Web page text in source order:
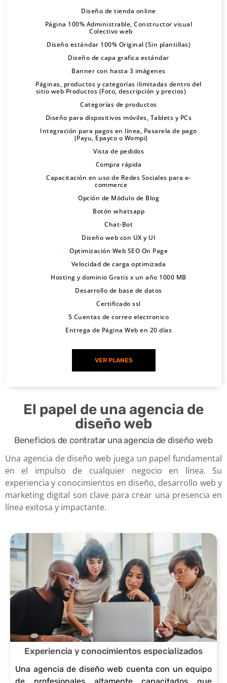
conversiones y
regresen en el
futuro.
Además, una
buena
experiencia de
usuario mejora
la imagen de la
marca y
los usuarios.
Mejores
para una
experiencia
de usuario
óptima en el
diseño web
Para lograr una
experiencia de
usuario óptima
en el diseño
importante
seguir algunas
mejores
prácticas.
Estas incluyen:
Investigar y
del usuario,
sino que
también
facilita que los
motores de
búsqueda
comprendan y
clasifiquen el
contenido de
manera
efectiva.
Estrategias
de
optimización
para los
motores de
búsqueda en
Investigación
de palabras
clave
relevantes y su
el contenido y
etiquetas
HTML.
Creación de
metadescripci
ones
atractivas y
es clave, y nuestro equipo
está listo para ayudarle a
tomar decisiones
inteligentes. Desde ebooks y
guías hasta un nuevo diseño
que tenga en cuenta todas
las necesidades, estamos
aquí para ti. ¿Listo para
comenzar hoy mismo? Ver
todas las opciones y
contactarnos. Aviso: ¡El éxito
de tu web está a solo una
llamada de teléfono móvil de
distancia!
espacios en
blanco puede
atención del
usuario,
resaltar la
importante y
contenido de
imágenes y
e pueden
transmitir
mensajes de
manera
efectiva y
comprensión
de la
información.
Principios de
usabilidad en
el diseño web
son:
Imagen
de
Ayuda a
cimient
o de tu
en el
Posicio
to en el
mercad
o: Te
destaca
rte y
posicio
narte
de
manera
efectiv
una mejor experiencia
al usuario.
Destacan tus
productos o servicios:
Se enfocan en resaltar
y presentar de manera
efectiva tus productos
o servicios, capturando
la atención de tus
visitantes.
Llamado a la acción:
Están con el objetivo
principal de generar
una acción específica
por parte del usuario,
compra o completar un
formulario.
Mayor alcance: Las
Landing Pages pueden
ser utilizadas en
campañas de
marketing digital para
llegar a un público más
amplio y específico.
Mayor conversión: Al
estar diseñado con un
puedan interactuar sin
dificultad.
Asegurar que los formularios y
campos de entrada sean fáciles
de utilizar en pantallas táctiles.
Evitar el uso de elementos que
requieran Flash, ya que no son
compatibles con la mayoría de
los dispositivos móviles.
Diseño de tienda online
Página 100% Administrable, Constructor visual
Colectivo web
Diseño estándar 100% Original (Sin plantillas)
Diseño de capa grafica estándar
Banner con hasta 3 imágenes
Páginas, productos y categorías ilimitadas dentro del
sitio web Productos (Foto, descripción y precios)
Categorías de productos
Diseño para dispositivos móviles, Tablets y PCs
Integración para pagos en línea, Pasarela de pago
(Payu, Epayco o Wompi)
Vista de pedidos
Compra rápida
Capacitación en uso de Redes Sociales para e-
commerce
Opción de Módulo de Blog
Botón whatsapp
Chat-Bot
Diseño web con UX y UI
Optimización Web SEO On Page
Velocidad de carga optimizada
Hosting y dominio Gratis x un año 1000 MB
Desarrollo de base de datos
Certificado ssl
5 Cuentas de correo electronico
Entrega de Página Web en 20 días
VER PLANES
El papel de una agencia de
diseño web
Beneficios de contratar una agencia de diseño web
Una agencia de diseño web juega un papel fundamental
en el impulso de cualquier negocio en línea. Su
experiencia y conocimientos en diseño, desarrollo web y
marketing digital son clave para crear una presencia en
línea exitosa y impactante.
Experiencia y conocimientos especializados
Una agencia de diseño web cuenta con un equipo